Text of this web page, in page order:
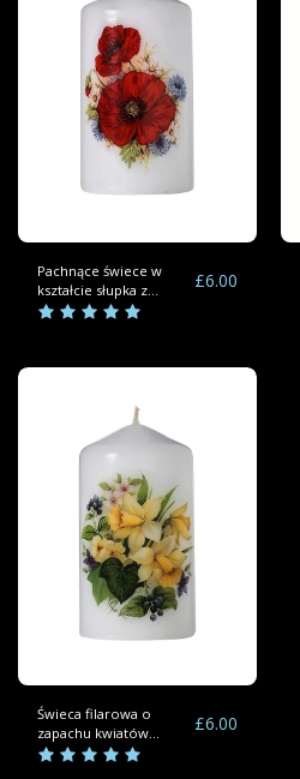
Pachnące świece w
kształcie słupka z
makiem z bukietem
£6.00
Świeca filarowa o
zapachu kwiatów
wiosennych
£6.00